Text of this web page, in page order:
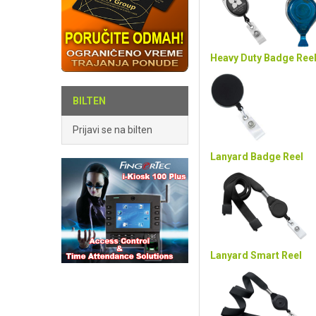
BILTEN
Prijavi se na bilten
Heavy Duty Badge
Lanyard Badge Reel
Lanyard Smart Reel